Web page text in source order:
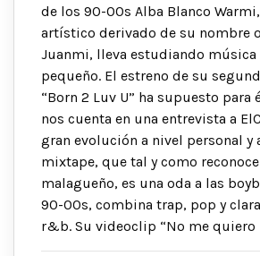
de los 90-00s Alba Blanco
artístico derivado de su nombre
Juanmi, lleva estudiando música
pequeño. El estreno de su
“Born 2 Luv U” ha supuesto para
nos cuenta en una entrevista a
gran evolución a nivel personal y
mixtape, que tal y como
malagueño, es una oda a las
90-00s, combina trap, pop y
r&b. Su videoclip “No me quiero